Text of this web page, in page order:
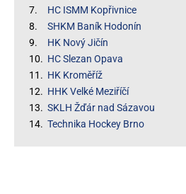
7.
HC ISMM Kopřivnice
8.
SHKM Baník Hodonín
9.
HK Nový Jičín
10. HC Slezan Opava
11. HK Kroměříž
12. HHK Velké Meziříčí
13. SKLH Žďár nad Sázavou
14. Technika Hockey Brno